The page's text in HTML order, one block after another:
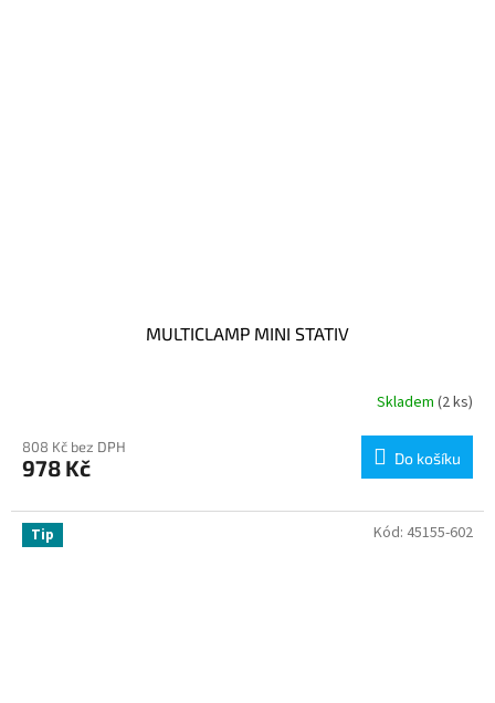
MULTICLAMP MINI STATIV
Skladem (2 ks)
808 Kč bez DPH
978 Kč Do košíku
Tip Kód: 45155-602